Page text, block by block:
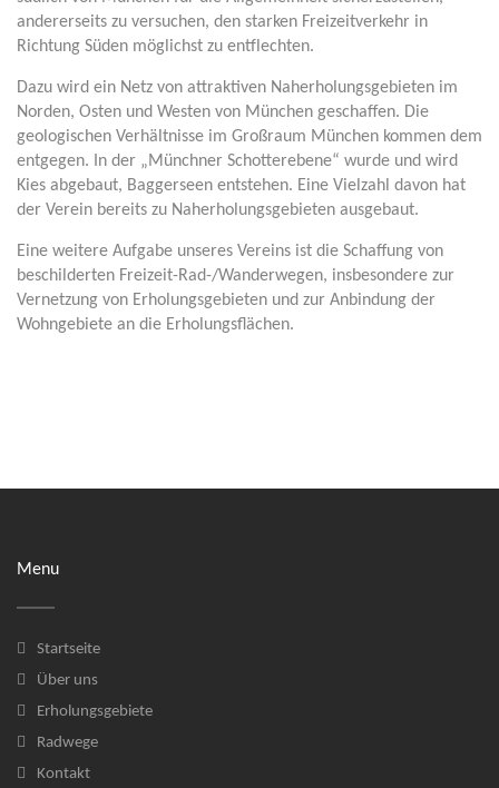
andererseits zu versuchen, den starken Freizeitverkehr in
Richtung Süden möglichst zu entflechten.
Dazu wird ein Netz von attraktiven Naherholungsgebieten im
Norden, Osten und Westen von München geschaffen. Die
geologischen Verhältnisse im Großraum München kommen dem
entgegen. In der „Münchner Schotterebene“ wurde und wird
Kies abgebaut, Baggerseen entstehen. Eine Vielzahl davon hat
der Verein bereits zu Naherholungsgebieten ausgebaut.
Eine weitere Aufgabe unseres Vereins ist die Schaffung von
beschilderten Freizeit-Rad-/Wanderwegen, insbesondere zur
Vernetzung von Erholungsgebieten und zur Anbindung der
Wohngebiete an die Erholungsflächen.
Menu
Startseite
Über uns
Erholungsgebiete
Radwege
Kontakt